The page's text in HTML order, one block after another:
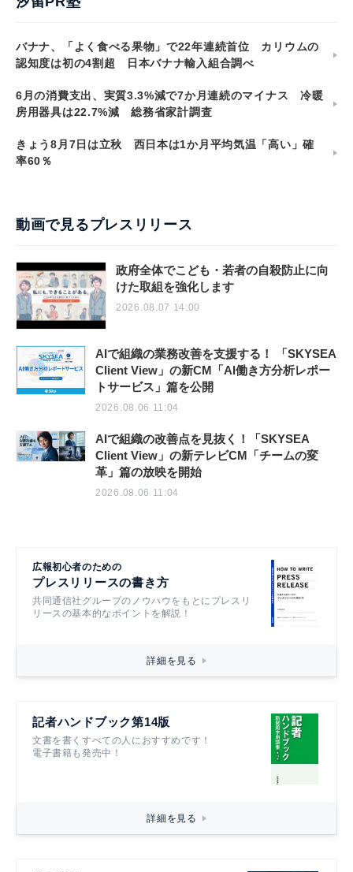
バナナ、「よく食べる果物」で22年連続首位 カリウムの
認知度は初の4割超 日本バナナ輸入組合調べ
6月の消費支出、実質3.3%減で7か月連続のマイナス 冷暖
房用器具は22.7%減 総務省家計調査
きょう8月7日は立秋 西日本は1か月平均気温「高い」確
率60％
動画で見るプレスリリース
政府全体でこども・若者の自殺防止に向
けた取組を強化します
2026.08.07 14:00
AIで組織の業務改善を支援する！ 「SKYSEA
Client View」の新CM「AI働き方分析レポー
トサービス」篇を公開
2026.08.06 11:04
AIで組織の改善点を見抜く！「SKYSEA
Client View」の新テレビCM「チームの変
革」篇の放映を開始
2026.08.06 11:04
広報初心者のための
プレスリリースの書き方
共同通信社グループのノウハウをもとにプレスリ
リースの基本的なポイントを解説！
詳細を見る
記者ハンドブック第14版
文書を書くすべての人におすすめです！
電子書籍も発売中！
詳細を見る